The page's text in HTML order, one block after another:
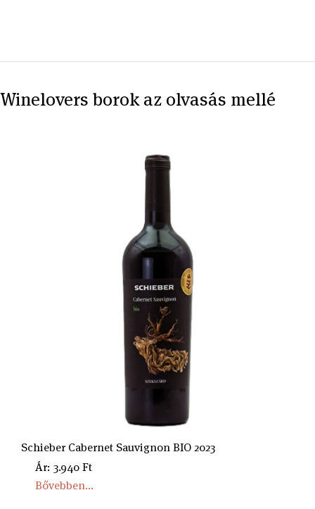
Winelovers borok az olvasás mellé
Schieber Cabernet Sauvignon BIO 2023
Ár: 3.940 Ft
Bővebben...